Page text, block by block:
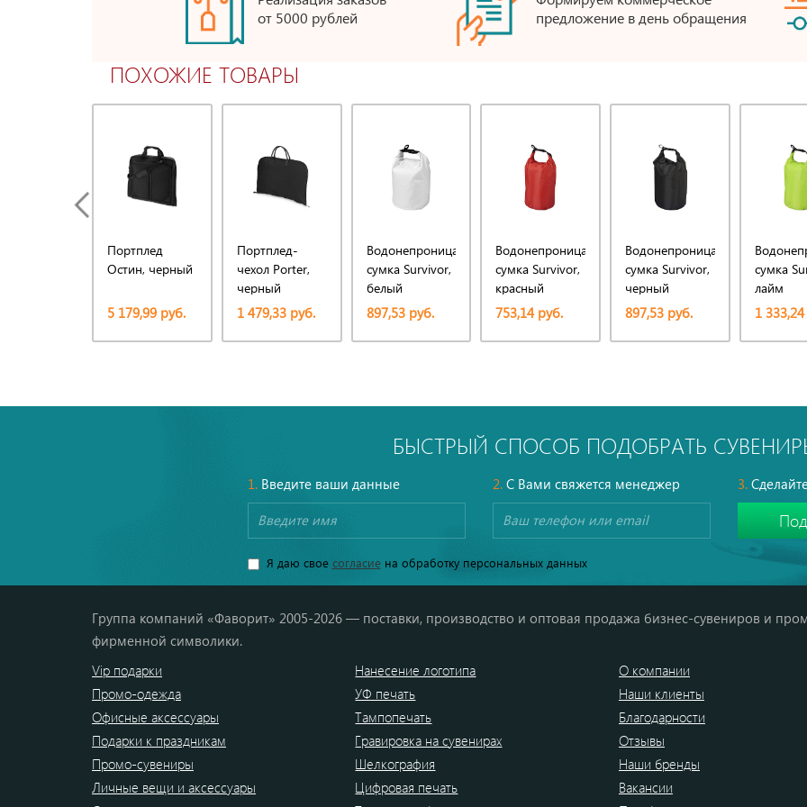
от 5000 рублей
предложение в день обращения
ПОХОЖИЕ ТОВАРЫ
Портплед
Остин, черный
5 179,99 руб.
Портплед-
чехол Porter,
черный
1 479,33 руб.
Водонепроницаемая
сумка Survivor,
белый
897,53 руб.
Водонепроницаемая
сумка Survivor,
красный
753,14 руб.
Водонепроницаемая
сумка Survivor,
черный
897,53 руб.
сумка
лайм
1
БЫСТРЫЙ СПОСОБ ПОДОБРАТЬ
1.Введите ваши данные 2.С Вами свяжется менеджер 3.
Я даю свое согласиена обработку персональных данных
Группа компаний «Фаворит» 2005-2026 — поставки, производство и оптовая продажа бизнес-сувениров и
фирменной символики.
Vip подарки
Промо-одежда
Офисные аксессуары
Подарки к праздникам
Промо-сувениры
Личные вещи и аксессуары
Нанесение логотипа
УФ печать
Тампопечать
Гравировка на сувенирах
Шелкография
Цифровая печать
О компании
Наши клиенты
Благодарности
Отзывы
Наши бренды
Вакансии